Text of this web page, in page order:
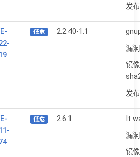
发
低危 2.2.40-1.1
漏
镜
发
低危 2.6.1
It
漏
镜